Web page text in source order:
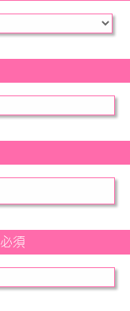
必須